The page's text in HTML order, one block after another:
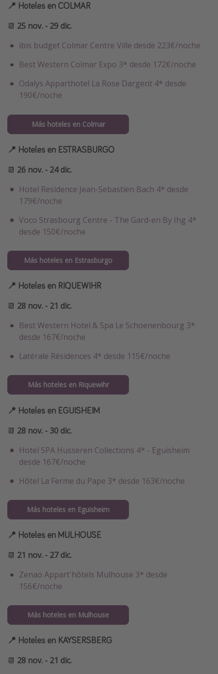
📍 Hoteles en COLMAR
📆 25 nov. - 29 dic.
ibis budget Colmar Centre Ville desde 223€/noche
Best Western Colmar Expo 3* desde 172€/noche
Odalys Apparthotel La Rose Dargent 4* desde
190€/noche
Más hoteles en Colmar
📍 Hoteles en ESTRASBURGO
📆 26 nov. - 24 dic.
Hotel Residence Jean-Sebastien Bach 4* desde
179€/noche
Voco Strasbourg Centre - The Gard-en By Ihg 4*
desde 150€/noche
Más hoteles en Estrasburgo
📍 Hoteles en RIQUEWIHR
📆 28 nov. - 21 dic.
Best Western Hotel & Spa Le Schoenenbourg 3*
desde 167€/noche
Latérale Résidences 4* desde 115€/noche
Más hoteles en Riquewihr
📍 Hoteles en EGUISHEIM
📆 28 nov. - 30 dic.
Hotel SPA Husseren Collections 4* - Eguisheim
desde 167€/noche
Hôtel La Ferme du Pape 3* desde 163€/noche
Más hoteles en Eguisheim
📍 Hoteles en MULHOUSE
📆 21 nov. - 27 dic.
Zenao Appart'hôtels Mulhouse 3* desde
156€/noche
Más hoteles en Mulhouse
📍 Hoteles en KAYSERSBERG
📆 28 nov. - 21 dic.